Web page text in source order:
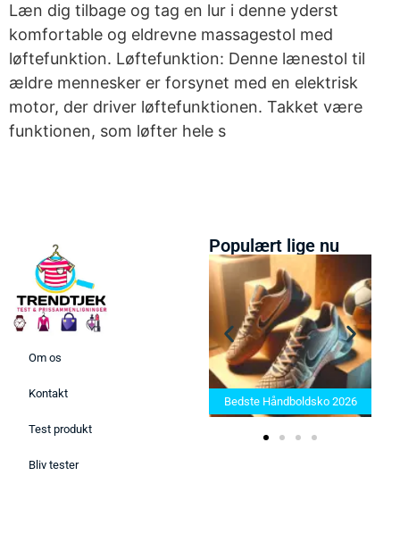
Læn dig tilbage og tag en lur i denne yderst
komfortable og eldrevne massagestol med
løftefunktion. Løftefunktion: Denne lænestol til
ældre mennesker er forsynet med en elektrisk
motor, der driver løftefunktionen. Takket være
funktionen, som løfter hele s
Om os
Kontakt
Test produkt
Bliv tester
Populært lige nu
Bedste Saunatæppe 2025 –
Find de bedste produkter her!
Bedste Håndboldsko 2026